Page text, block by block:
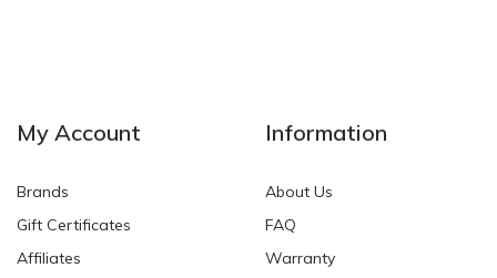
My Account
Brands
Gift Certificates
Affiliates
Information
About Us
FAQ
Warranty